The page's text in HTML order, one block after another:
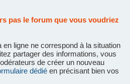
pas le forum que vous voudriez
ligne ne correspond à la situation
partager des informations, vous
de créer un nouveau
dédié en précisant bien vos